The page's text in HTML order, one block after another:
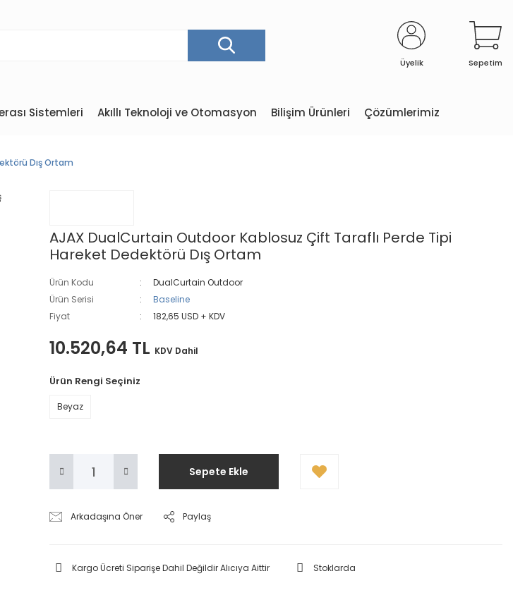
Üyelik Sepetim
Sistemleri Akıllı Teknoloji ve Otomasyon Bilişim Ürünleri Çözümlerimiz
Dış Ortam
AJAX DualCurtain Outdoor Kablosuz Çift Taraflı Perde Tipi
Hareket Dedektörü Dış Ortam
Ürün Kodu
DualCurtain Outdoor
Ürün Serisi
Baseline
Fiyat
182,65 USD + KDV
10.520,64 TL KDV Dahil
Ürün Rengi Seçiniz
Beyaz
Sepete Ekle
Arkadaşına Öner Paylaş
Kargo Ücreti Siparişe Dahil Değildir Alıcıya Aittir Stoklarda